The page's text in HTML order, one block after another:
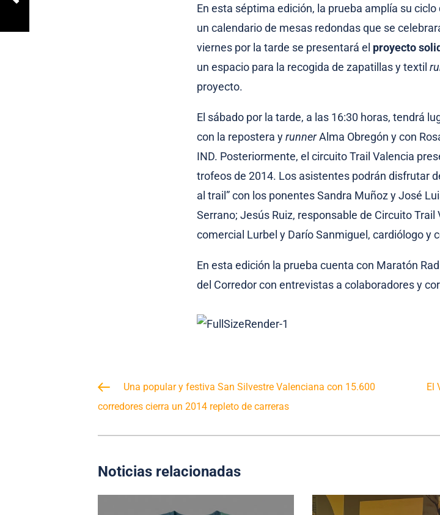
En esta séptima edición, la prueba amplía su
un calendario de mesas redondas que se
viernes por la tarde se presentará el proyecto
un espacio para la recogida de zapatillas y textil
proyecto.
El sábado por la tarde, a las 16:30 horas, tendrá
con la repostera yrunnerAlma Obregón y con
IND. Posteriormente, el circuito Trail Valencia
trofeos de 2014. Los asistentes podrán disfrutar
al trail” con los ponentes Sandra Muñoz y José
Serrano; Jesús Ruiz, responsable de Circuito
comercial Lurbel y Darío Sanmiguel, cardiólogo y
En esta edición la prueba cuenta con Maratón
del Corredor con entrevistas a colaboradores y
Una popular y festiva San Silvestre Valenciana con 15.600
corredores cierra un 2014 repleto de carreras
El
Noticias relacionadas